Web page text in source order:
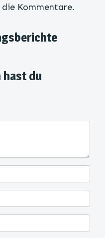
die Kommentare.
hast du